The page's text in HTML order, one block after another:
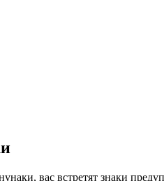
вас встретят знаки